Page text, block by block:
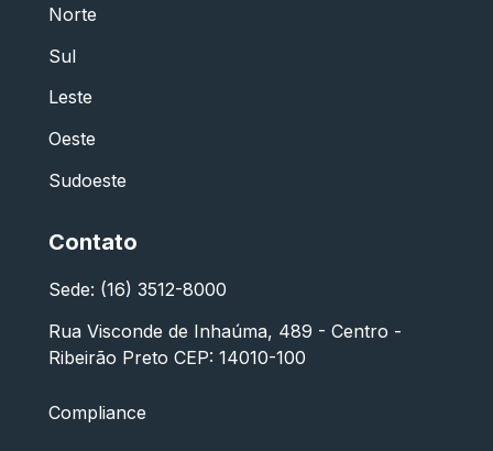
Norte
Sul
Leste
Oeste
Sudoeste
Contato
Sede: (16) 3512-8000
Rua Visconde de Inhaúma, 489 - Centro -
Ribeirão Preto CEP: 14010-100
Compliance